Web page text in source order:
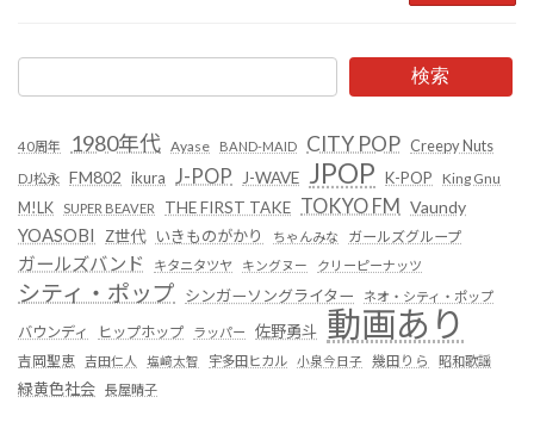
検索
40周年 1980年代 Ayase BAND-MAID CITY POP Creepy Nuts
DJ松永 FM802 ikura J-POP J-WAVE JPOP K-POP
King Gnu
M!LK
SUPER BEAVER THE FIRST TAKE TOKYO FM Vaundy
YOASOBI Z世代 いきものがかり ちゃんみな ガールズグループ
ガールズバンド キタニタツヤ キングヌー クリーピーナッツ
シティ・ポップ シンガーソングライター ネオ・シティ・ポップ
バウンディ ヒップホップ ラッパー 佐野勇斗 動画あり
吉岡聖恵 吉田仁人 塩﨑太智 宇多田ヒカル 小泉今日子 幾田りら 昭和歌謡
緑黄色社会 長屋晴子